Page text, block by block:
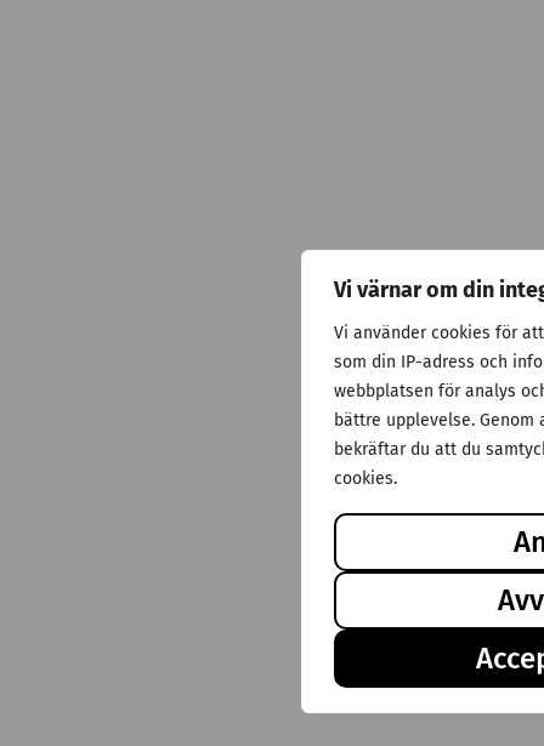
Vi värnar om din
Vi använder cookies för
som din IP-adress och
webbplatsen för analys
bättre upplevelse.
bekräftar du att du
cookies.